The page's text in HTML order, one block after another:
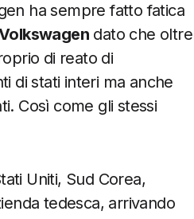
ha sempre fatto fatica
dato che oltre
di reato di
di stati interi ma anche
Così come gli stessi
Uniti, Sud Corea,
tedesca, arrivando